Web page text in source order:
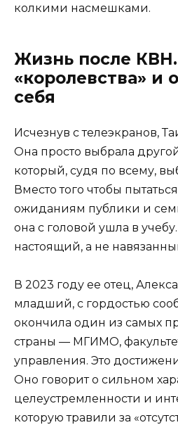
колкими насмешками.
Жизнь после
«королевства» и
себя
Исчезнув с телеэкранов,
Она просто выбрала
который, судя по всему,
Вместо того чтобы
ожиданиям публики и
она с головой ушла в
настоящий, а не
В 2023 году ее отец,
младший, с гордостью
окончила один из самых
страны — МГИМО,
управления. Это
Оно говорит о сильном
целеустремленности и
которую травили за